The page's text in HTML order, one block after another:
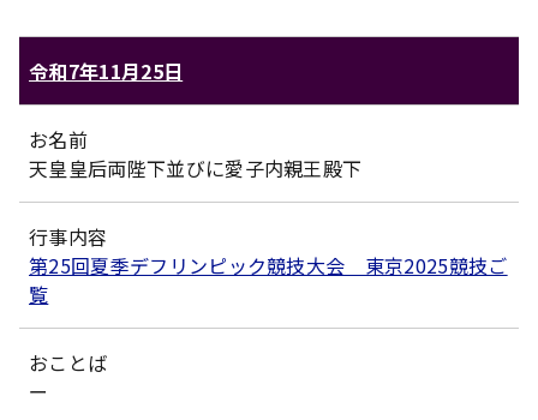
令和7年11月25日
お名前
天皇皇后両陛下並びに愛子内親王殿下
行事内容
第25回夏季デフリンピック競技大会 東京2025競技ご
覧
おことば
ー